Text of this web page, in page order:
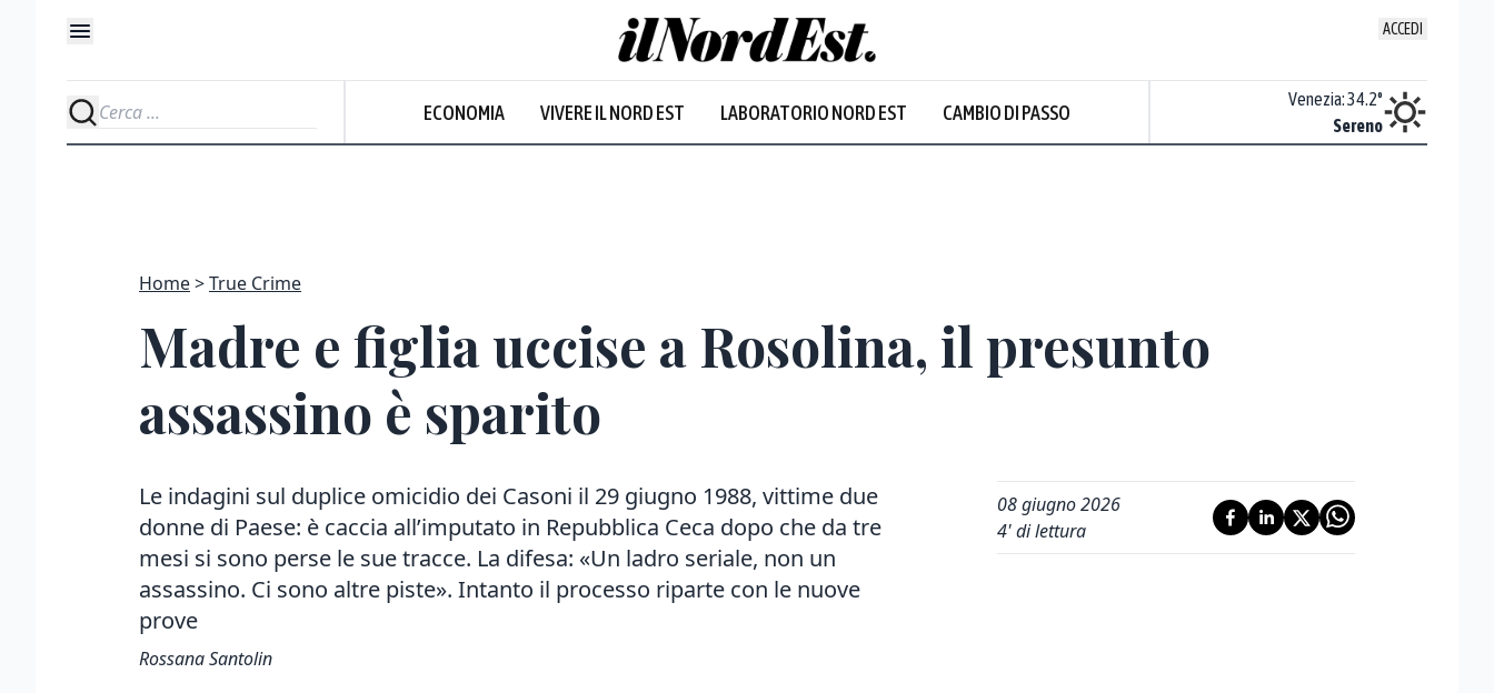
ACCEDI
ECONOMIA VIVERE IL NORD EST LABORATORIO NORD EST CAMBIO DI PASSO
Nuvoloso
Venezia:34.2°
Sereno
Home True Crime
Madre e figlia uccise a Rosolina, il presunto
assassino è sparito
Le indagini sul duplice omicidio dei Casoni il 29 giugno 1988, vittime due
donne di Paese: è caccia all’imputato in Repubblica Ceca dopo che da tre
mesi si sono perse le sue tracce. La difesa: «Un ladro seriale, non un
assassino. Ci sono altre piste». Intanto il processo riparte con le nuove
prove
Rossana Santolin
08 giugno 2026
4' di lettura